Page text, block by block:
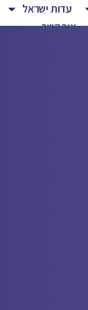
עדות ישראל
צור קשר